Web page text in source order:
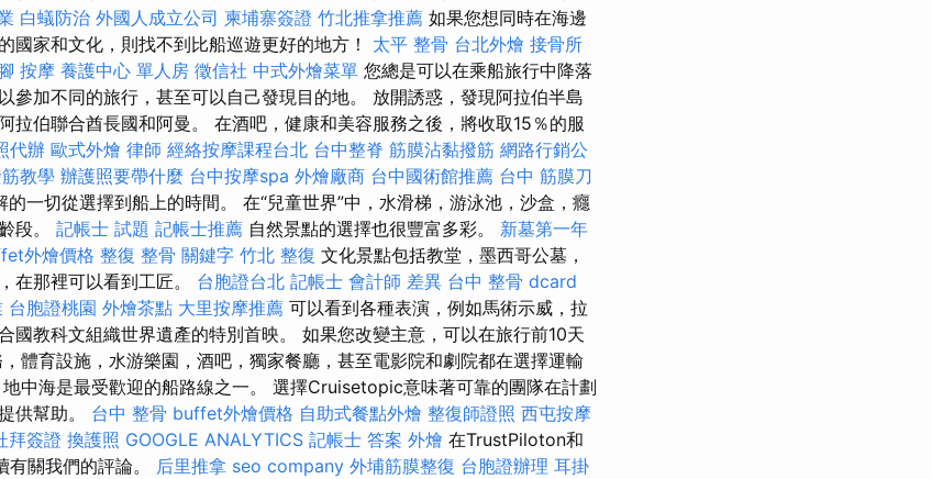
白蟻防治 外國人成立公司 柬埔寨簽證 竹北推拿推薦 如果您想同時在海邊
國家和文化，則找不到比船巡遊更好的地方！ 太平 整骨 台北外燴 接骨所
按摩 養護中心 單人房 徵信社 中式外燴菜單 您總是可以在乘船旅行中降落
參加不同的旅行，甚至可以自己發現目的地。 放開誘惑，發現阿拉伯半島
拉伯聯合酋長國和阿曼。 在酒吧，健康和美容服務之後，將收取15％的服
代辦 歐式外燴 律師 經絡按摩課程台北 台中整脊 筋膜沾黏撥筋 網路行銷公
教學 辦護照要帶什麼 台中按摩spa 外燴廠商 台中國術館推薦 台中 筋膜刀
的一切從選擇到船上的時間。 在“兒童世界”中，水滑梯，游泳池，沙盒，癮
段。 記帳士 試題 記帳士推薦 自然景點的選擇也很豐富多彩。 新墓第一年
外燴價格 整復 整骨 關鍵字 竹北 整復 文化景點包括教堂，墨西哥公墓，
在那裡可以看到工匠。 台胞證台北 記帳士 會計師 差異 台中 整骨 dcard
台胞證桃園 外燴茶點 大里按摩推薦 可以看到各種表演，例如馬術示威，拉
國教科文組織世界遺產的特別首映。 如果您改變主意，可以在旅行前10天
體育設施，水游樂園，酒吧，獨家餐廳，甚至電影院和劇院都在選擇運輸
中海是最受歡迎的船路線之一。 選擇Cruisetopic意味著可靠的團隊在計劃
供幫助。 台中 整骨 buffet外燴價格 自助式餐點外燴 整復師證照 西屯按摩
拜簽證 換護照 GOOGLE ANALYTICS 記帳士 答案 外燴 在TrustPiloton和
關我們的評論。
后里推拿 seo company 外埔筋膜整復 台胞證辦理 耳掛